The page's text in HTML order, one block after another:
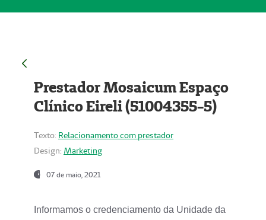
Prestador Mosaicum Espaço
Clínico Eireli (51004355-5)
Texto: Relacionamento com prestador
Design: Marketing
07 de maio, 2021
Informamos o credenciamento da Unidade da